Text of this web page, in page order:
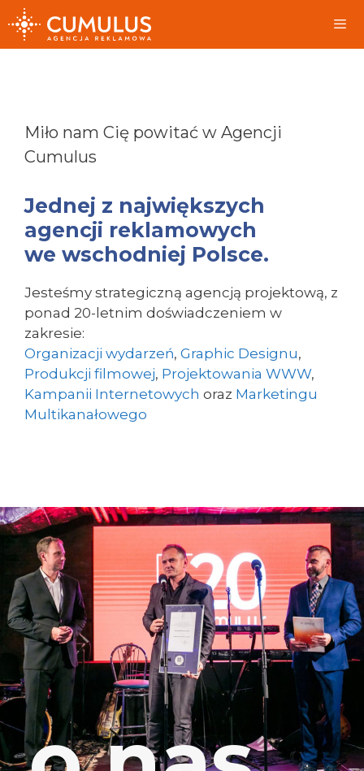
Przeskocz
do
treści
Miło nam Cię powitać w Agencji
Cumulus
Jednej z największych
agencji reklamowych
we wschodniej Polsce.
Jesteśmy strategiczną agencją projektową, z
ponad 20-letnim doświadczeniem w
zakresie:
Organizacji wydarzeń, Graphic Designu,
Produkcji filmowej, Projektowania WWW,
Kampanii Internetowych oraz Marketingu
Multikanałowego